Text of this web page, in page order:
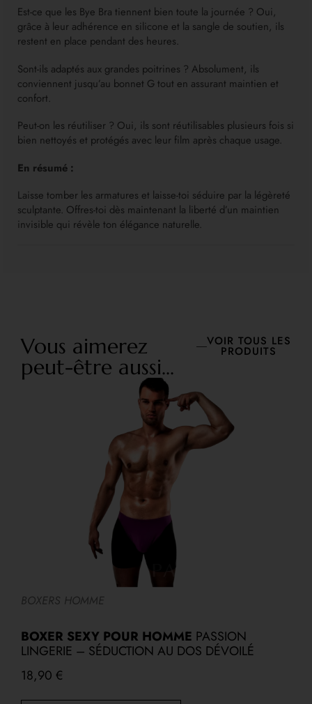
Est-ce que les Bye Bra tiennent bien toute la journée ? Oui,
grâce à leur adhérence en silicone et la sangle de soutien, ils
restent en place pendant des heures.
Sont-ils adaptés aux grandes poitrines ? Absolument, ils
conviennent jusqu’au bonnet G tout en assurant maintien et
confort.
Peut-on les réutiliser ? Oui, ils sont réutilisables plusieurs fois si
bien nettoyés et protégés avec leur film après chaque usage.
En résumé :
Laisse tomber les armatures et laisse-toi séduire par la légèreté
sculptante. Offres-toi dès maintenant la liberté d’un maintien
invisible qui révèle ton élégance naturelle.
Vous aimerez
peut-être aussi...
VOIR TOUS LES
PRODUITS
BOXERS HOMME
BOXER SEXY POUR HOMME PASSION
LINGERIE – SÉDUCTION AU DOS DÉVOILÉ
18,90 €